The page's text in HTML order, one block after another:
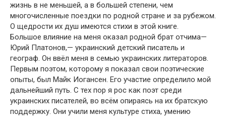
жизнь в не меньшей, а в большей степени, чем
многочисленные поездки по родной стране и за рубежом.
О щедрости их душ имеются стихи в этой книге.
Большое влияние на меня оказал родной брат отчима—
Юрий Платонов,— украинский детский писатель и
географ. Он ввёл меня в семью украинских литераторов.
Первым поэтом, которому я показал свои поэтические
опыты, был Майк Иогансен. Его участие определило мой
дальнейший путь. С тех пор я рос как поэт среди
украинских писателей, во всём опираясь на их братскую
поддержку. Они учили меня культуре стиха, умению